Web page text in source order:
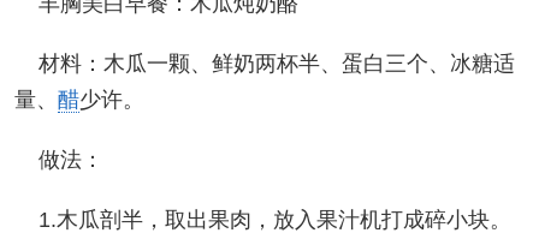
材料：木瓜一颗、鲜奶两杯半、蛋白三个、冰糖适
量、 醋少许。
做法：
1.木瓜剖半，取出果肉，放入果汁机打成碎小块。